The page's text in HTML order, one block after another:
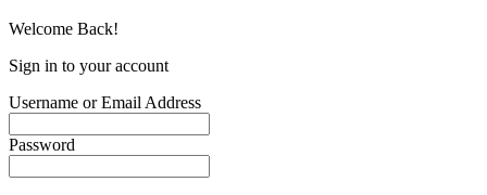
Welcome Back!
Sign in to your account
Username or Email Address
Password